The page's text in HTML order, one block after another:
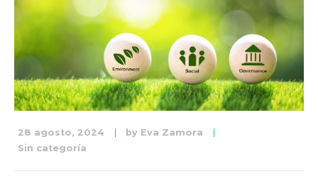
28 agosto, 2024 by Eva Zamora
Sin categoría